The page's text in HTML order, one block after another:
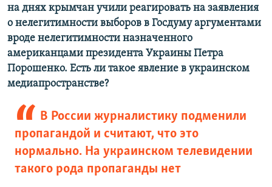
на днях крымчан учили реагировать на заявления
о нелегитимности выборов в Госдуму аргументами
вроде нелегитимности назначенного
американцами президента Украины Петра
Порошенко. Есть ли такое явление в украинском
медиапространстве?
В России журналистику подменили
пропагандой и считают, что это
нормально. На украинском телевидении
такого рода пропаганды нет